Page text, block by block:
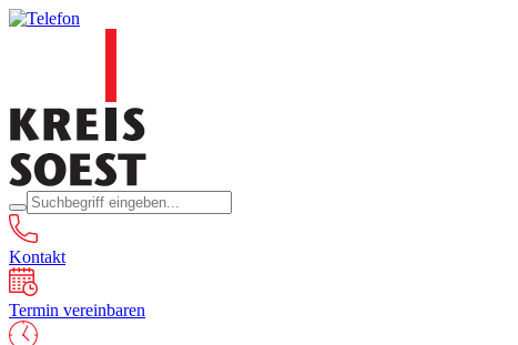
Kontakt
Termin vereinbaren